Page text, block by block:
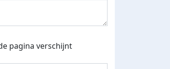
pagina verschijnt